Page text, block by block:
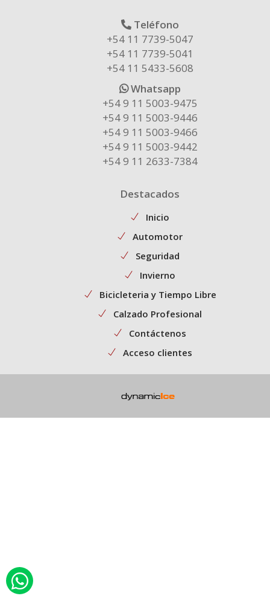
Teléfono
+54 11 7739-5047
+54 11 7739-5041
+54 11 5433-5608
Whatsapp
+54 9 11 5003-9475
+54 9 11 5003-9446
+54 9 11 5003-9466
+54 9 11 5003-9442
+54 9 11 2633-7384
Destacados
Inicio
Automotor
Seguridad
Invierno
Bicicleteria y Tiempo Libre
Calzado Profesional
Contáctenos
Acceso clientes